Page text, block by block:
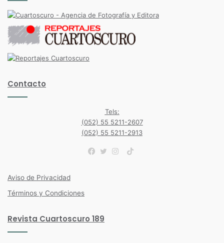
Contacto
Tels:
(052) 55 5211-2607
(052) 55 5211-2913
TikTok
Aviso de Privacidad
Términos y Condiciones
Revista Cuartoscuro 189